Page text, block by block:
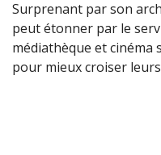
Surprenant par son
peut étonner par le
médiathèque et
pour mieux croiser